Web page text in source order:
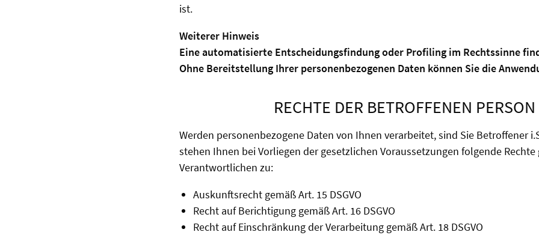
ist.
Weiterer Hinweis
Eine automatisierte Entscheidungsfindung oder Profiling im Rechtssinne
Ohne Bereitstellung Ihrer personenbezogenen Daten können Sie die
RECHTE DER BETROFFENEN PERSON
Werden personenbezogene Daten von Ihnen verarbeitet, sind Sie Betroffener
stehen Ihnen bei Vorliegen der gesetzlichen Voraussetzungen folgende Rechte
Verantwortlichen zu:
Auskunftsrecht gemäß Art. 15 DSGVO
Recht auf Berichtigung gemäß Art. 16 DSGVO
Recht auf Einschränkung der Verarbeitung gemäß Art. 18 DSGVO